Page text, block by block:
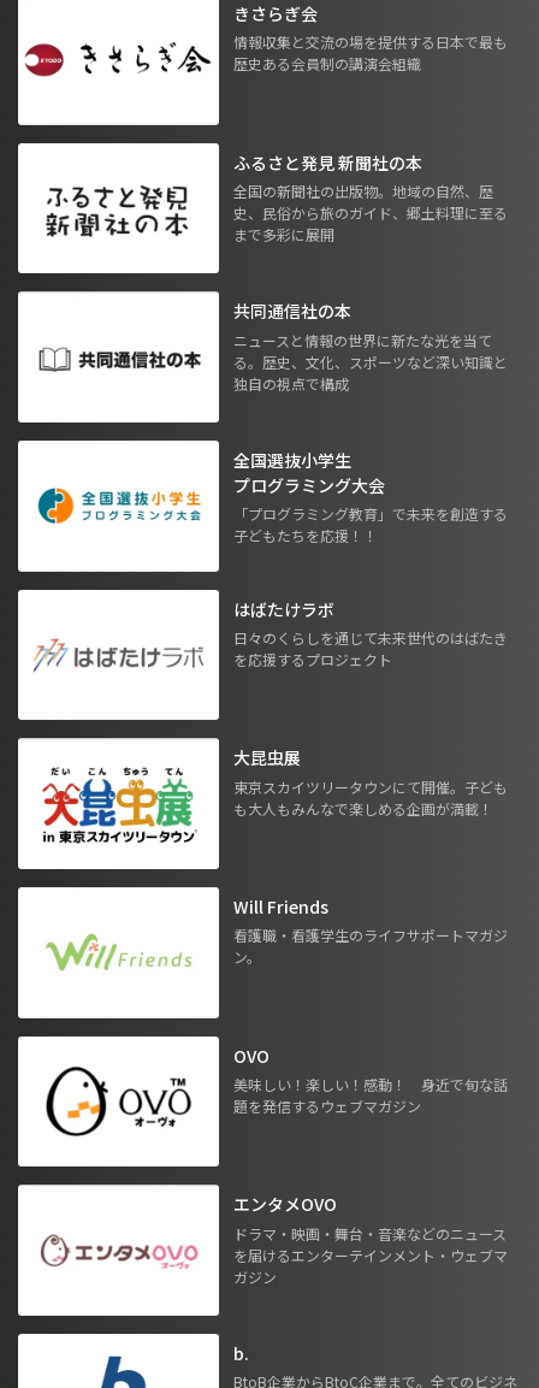
きさらぎ会
情報収集と交流の場を提供する日本で最も
歴史ある会員制の講演会組織
ふるさと発見 新聞社の本
全国の新聞社の出版物。地域の自然、歴
史、民俗から旅のガイド、郷土料理に至る
まで多彩に展開
共同通信社の本
ニュースと情報の世界に新たな光を当て
る。歴史、文化、スポーツなど深い知識と
独自の視点で構成
全国選抜小学生
プログラミング大会
「プログラミング教育」で未来を創造する
子どもたちを応援！！
はばたけラボ
日々のくらしを通じて未来世代のはばたき
を応援するプロジェクト
大昆虫展
東京スカイツリータウンにて開催。子ども
も大人もみんなで楽しめる企画が満載！
Will Friends
看護職・看護学生のライフサポートマガジ
ン。
OVO
美味しい！楽しい！感動！ 身近で旬な話
題を発信するウェブマガジン
エンタメOVO
ドラマ・映画・舞台・音楽などのニュース
を届けるエンターテインメント・ウェブマ
ガジン
b.
BtoB企業からBtoC企業まで。全てのビジネ